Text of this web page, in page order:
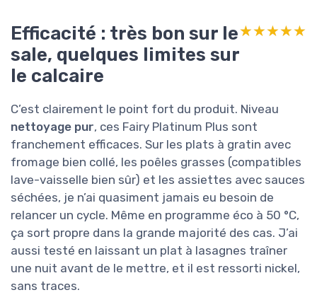
Efficacité : très bon sur le
sale, quelques limites sur
le calcaire
★★★★★
★★★★★
C’est clairement le point fort du produit. Niveau
nettoyage pur, ces Fairy Platinum Plus sont
franchement efficaces. Sur les plats à gratin avec
fromage bien collé, les poêles grasses (compatibles
lave-vaisselle bien sûr) et les assiettes avec sauces
séchées, je n’ai quasiment jamais eu besoin de
relancer un cycle. Même en programme éco à 50 °C,
ça sort propre dans la grande majorité des cas. J’ai
aussi testé en laissant un plat à lasagnes traîner
une nuit avant de le mettre, et il est ressorti nickel,
sans traces.